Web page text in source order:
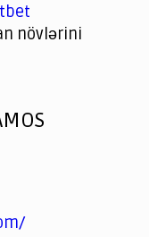
növlərini